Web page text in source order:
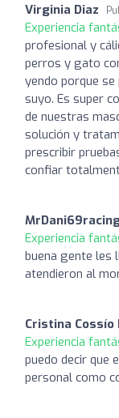
Virginia Diaz
Experiencia
profesional y
perros y gato
yendo porque
suyo. Es super
de nuestras
solución y
prescribir
confiar
Experiencia
buena gente les
atendieron al
Cristina Cossío
Experiencia
puedo decir que
personal como